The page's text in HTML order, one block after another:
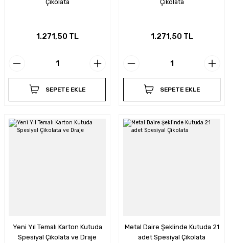
Çikolata
1.271,50 TL
SEPETE EKLE
Çikolata
1.271,50 TL
SEPETE EKLE
Yeni Yıl Temalı Karton Kutuda
Spesiyal Çikolata ve Draje
Metal Daire Şeklinde Kutuda 21
adet Spesiyal Çikolata